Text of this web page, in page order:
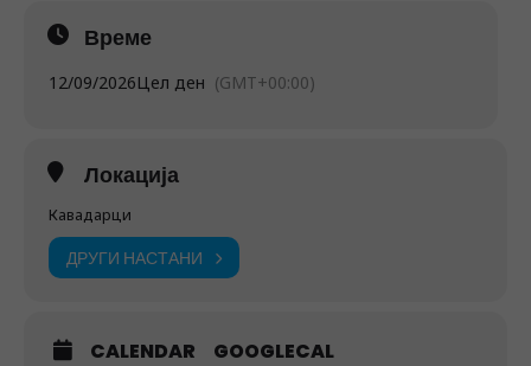
Време
12/09/2026Цел ден (GMT+00:00)
Локација
Кавадарци
ДРУГИ НАСТАНИ
CALENDAR GOOGLECAL